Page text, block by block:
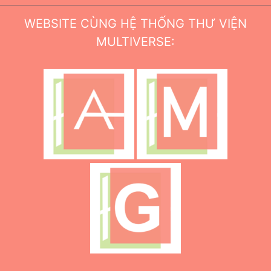
WEBSITE CÙNG HỆ THỐNG THƯ VIỆN
MULTIVERSE: